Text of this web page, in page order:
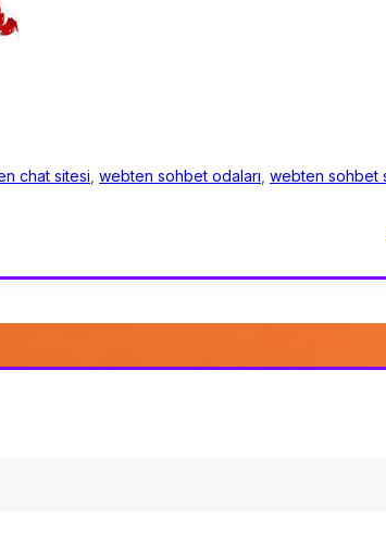
chat sitesi webten sohbet odaları webten sohbet